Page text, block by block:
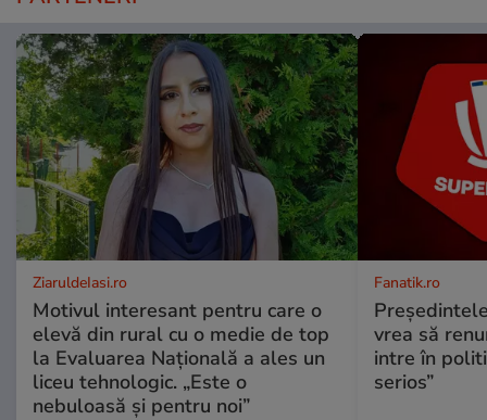
ZiaruldeIasi.ro
Motivul interesant pentru care o
elevă din rural cu o medie de top
la Evaluarea Națională a ales un
liceu tehnologic. „Este o
nebuloasă și pentru noi”
Fanatik.ro
vrea să
intre în
serios”